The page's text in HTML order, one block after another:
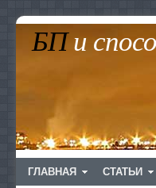
БПи
ГЛАВНАЯ СТАТЬИ